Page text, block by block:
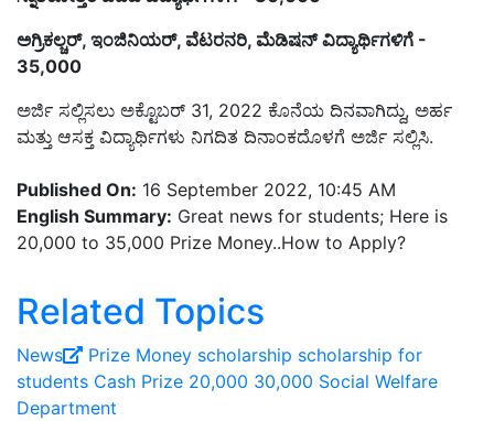
ಅಗ್ರಿಕಲ್ಚರ್‌, ಇಂಜಿನಿಯರ್, ವೆಟರನರಿ, ಮೆಡಿಷನ್ ವಿದ್ಯಾರ್ಥಿಗಳಿಗೆ -
35,000
ಅರ್ಜಿ ಸಲ್ಲಿಸಲು ಅಕ್ಟೊಬರ್ 31, 2022 ಕೊನೆಯ ದಿನವಾಗಿದ್ದು, ಅರ್ಹ
ಮತ್ತು ಆಸಕ್ತ ವಿದ್ಯಾರ್ಥಿಗಳು ನಿಗದಿತ ದಿನಾಂಕದೊಳಗೆ ಅರ್ಜಿ ಸಲ್ಲಿಸಿ.
Published On: 16 September 2022, 10:45 AM
English Summary: Great news for students; Here is
20,000 to 35,000 Prize Money..How to Apply?
Related Topics
News Prize Money scholarship scholarship for
students Cash Prize 20,000 30,000 Social Welfare
Department